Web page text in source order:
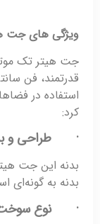
ویژگی های جت
قدرتمند، فن
استفاده در
کرد:
· طراحی و
بدنه این جت
بدنه به
· نوع سوخت